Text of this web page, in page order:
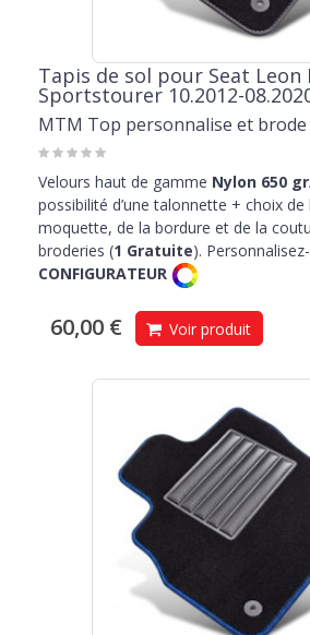
Tapis de sol pour Seat Leon
Sportstourer 10.2012-
MTM Top personnalise et
Velours haut de gamme Nylon 650
possibilité d’une talonnette + choix
moquette, de la bordure et de la
broderies (1 Gratuite).
CONFIGURATEUR
60,00 € Voir produit